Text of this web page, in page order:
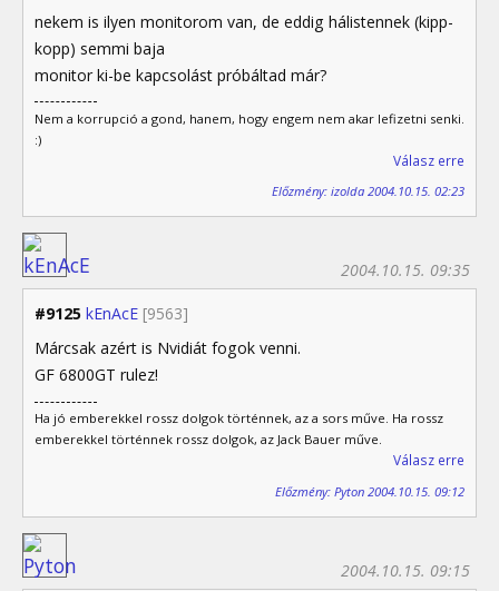
nekem is ilyen monitorom van, de eddig hálistennek (kipp-
kopp) semmi baja
monitor ki-be kapcsolást próbáltad már?
Nem a korrupció a gond, hanem, hogy engem nem akar lefizetni senki.
:)
Válasz erre
Előzmény: izolda 2004.10.15. 02:23
#9125 kEnAcE [9563]
2004.10.15. 09:35
Márcsak azért is Nvidiát fogok venni.
GF 6800GT rulez!
Ha jó emberekkel rossz dolgok történnek, az a sors műve. Ha rossz
emberekkel történnek rossz dolgok, az Jack Bauer műve.
Válasz erre
Előzmény: Pyton 2004.10.15. 09:12
2004.10.15. 09:15